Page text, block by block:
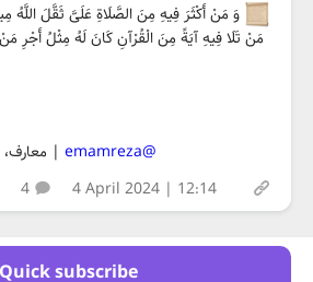
Quick subscribe
وَ مَنْ أَکْثَرَ فِیهِ مِنَ الصَّلَاةِ عَلَیَّ ثَقَّلَ اللَّهُ
مَنْ تَلَا فِیهِ آیَةً مِنَ الْقُرْآنِ کَانَ لَهُ مِثْلُ أَجْرِ
@emamreza
| معارف،
4 4 April 2024 | 12:14